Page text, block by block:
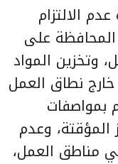
الالتزام
على
وتخزين المواد
نطاق العمل
بمواصفات
المؤقتة، وعدم
في مناطق العمل،